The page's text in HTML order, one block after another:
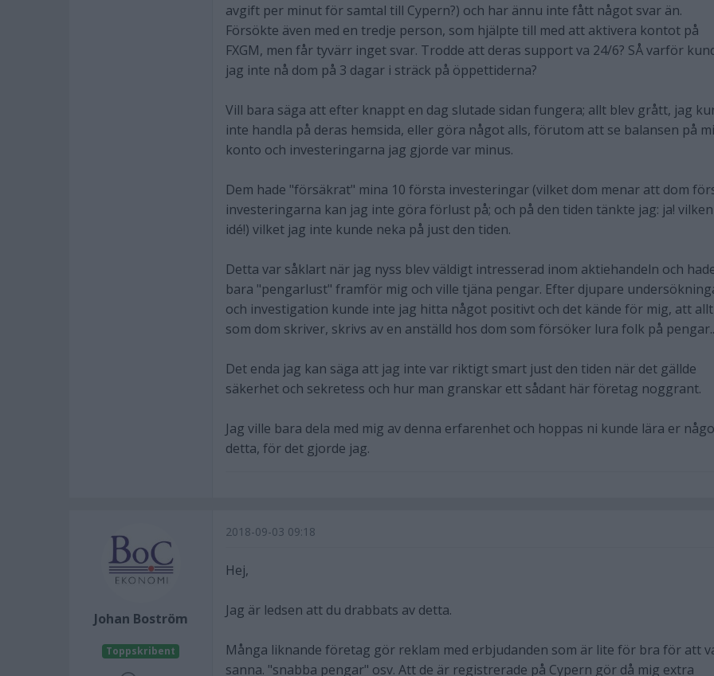
avgift per minut för samtal till Cypern?) och har ännu inte fått något svar än.
Försökte även med en tredje person, som hjälpte till med att aktivera kontot på
FXGM, men får tyvärr inget svar. Trodde att deras support va 24/6? SÅ varför
jag inte nå dom på 3 dagar i sträck på öppettiderna?
Vill bara säga att efter knappt en dag slutade sidan fungera; allt blev grått, jag
inte handla på deras hemsida, eller göra något alls, förutom att se balansen på
konto och investeringarna jag gjorde var minus.
Dem hade "försäkrat" mina 10 första investeringar (vilket dom menar att dom
investeringarna kan jag inte göra förlust på; och på den tiden tänkte jag: ja!
idé!) vilket jag inte kunde neka på just den tiden.
Detta var såklart när jag nyss blev väldigt intresserad inom aktiehandeln och
bara "pengarlust" framför mig och ville tjäna pengar. Efter djupare
och investigation kunde inte jag hitta något positivt och det kände för mig, att allt
som dom skriver, skrivs av en anställd hos dom som försöker lura folk på pengar..
Det enda jag kan säga att jag inte var riktigt smart just den tiden när det gällde
säkerhet och sekretess och hur man granskar ett sådant här företag noggrant.
Jag ville bara dela med mig av denna erfarenhet och hoppas ni kunde lära er
detta, för det gjorde jag.
Johan Boström
Toppskribent
2018-09-03 09:18
Hej,
Jag är ledsen att du drabbats av detta.
Många liknande företag gör reklam med erbjudanden som är lite för bra för att
sanna. "snabba pengar" osv. Att de är registrerade på Cypern gör då mig extra